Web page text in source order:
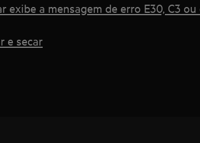
exibe a mensagem de erro E30, C3
e secar